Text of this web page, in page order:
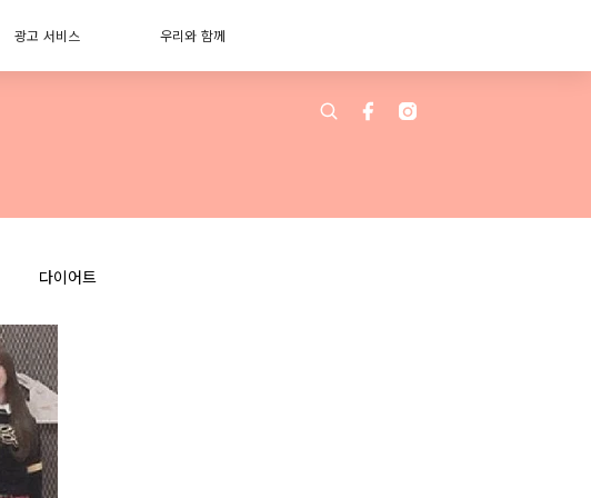
광고 서비스 우리와 함께
다이어트